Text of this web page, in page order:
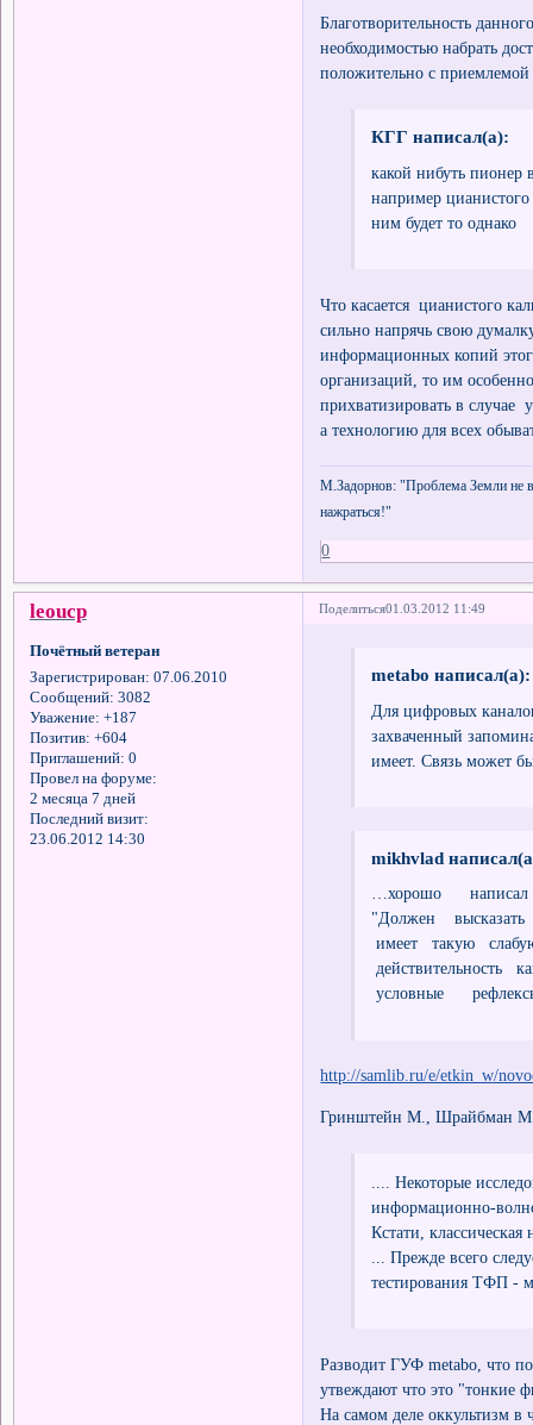
Благотворительность
необходимостью набрать
положительно с
КГГ написал(а):
какой нибуть пионер
например
ним будет то однако
Что касается цианистого
сильно напрячь свою
информационных копий
организаций, то им
прихватизировать в случае
а технологию для всех
М.Задорнов: "Проблема Земли не
нажраться!"
0
Поделиться01.03.2012 11:49
leоucp
Почётный ветеран
Зарегистрирован: 07.06.2010
Сообщений: 3082
Уважение: +187
Позитив: +604
Приглашений: 0
Провел на форуме:
2 месяца 7 дней
Последний визит:
23.06.2012 14:30
metabo написал(а):
Для цифровых
захваченный
имеет. Связь может
mikhvlad
…хорошо
"Должен
имеет такую
условные
http://samlib.ru/e/etkin_w/
Гринштейн М., Шрайбман
.... Некоторые
информационно-
Кстати,
... Прежде всего
тестирования ТФП -
Разводит ГУФ metabo, что
утвеждают что это "тонкие
На самом деле оккультизм